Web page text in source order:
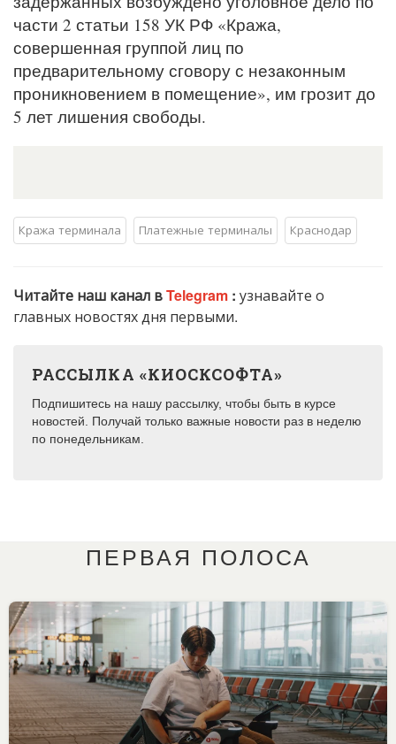
части 2 статьи 158 УК РФ «Кража,
совершенная группой лиц по
предварительному сговору с незаконным
проникновением в помещение», им грозит до
5 лет лишения свободы.
Кража терминала Платежные терминалы Краснодар
Читайте наш канал вTelegram : узнавайте о
главных новостях дня первыми.
РАССЫЛКА «КИОСКСОФТА»
Подпишитесь на нашу рассылку, чтобы быть в курсе
новостей. Получай только важные новости раз в неделю
по понедельникам.
ПЕРВАЯ ПОЛОСА